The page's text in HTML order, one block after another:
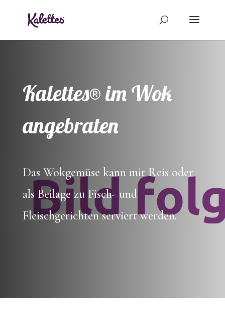
Kalettes® im Wok
angebraten
Das Wokgemüse kann mit Reis oder
als Beilage zu Fisch- und
Fleischgerichten serviert werden.